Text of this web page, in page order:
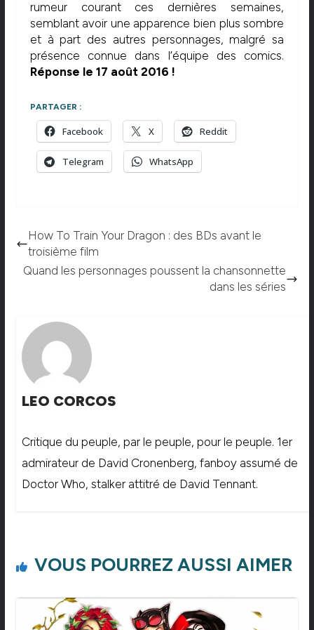
rumeur courant ces dernières semaines,
semblant avoir une apparence bien plus sombre
et à part des autres personnages, malgré sa
présence connue dans l’équipe des comics.
Réponse le 17 août 2016 !
PARTAGER :
Facebook X Reddit
Telegram WhatsApp
How To Train Your Dragon : des BDs avant le
troisième film
Quand les personnages poussent la chansonnette
dans les séries
LEO CORCOS
Critique du peuple, par le peuple, pour le peuple. 1er
admirateur de David Cronenberg, fanboy assumé de
Doctor Who, stalker attitré de David Tennant.
VOUS POURREZ AUSSI AIMER